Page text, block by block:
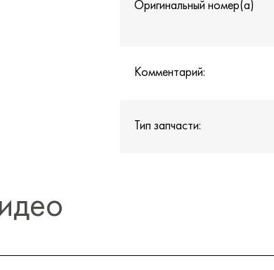
Оригинальный номер(а)
Комментарий:
Тип запчасти: